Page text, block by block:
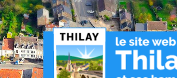
Skip
to
content
Skip
to
left
sidebar
Skip
to
right
sidebar
Skip
to
footer